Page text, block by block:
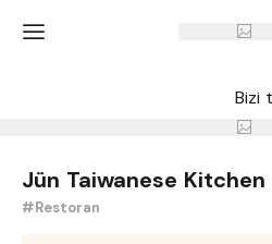
'
Bizi
Jün Taiwanese Kitchen
#Restoran